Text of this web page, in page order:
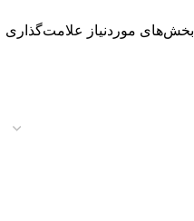
بخش‌های موردنیاز علامت‌گذاری